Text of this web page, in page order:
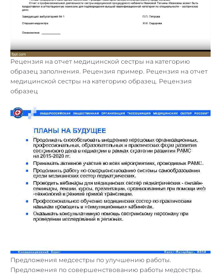
Рецензия на отчет медицинской сестры на категорию
образец заполнения. Рецензия пример. Рецензия на отчет
медицинской сестры на категорию образец. Рецензия
образец
Предложения медсестры по улучшению работы.
Предложения по совершенствованию работы медсестры.